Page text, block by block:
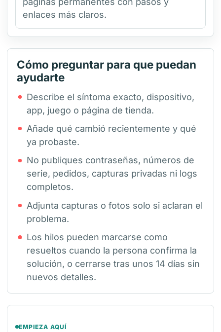
enlaces más claros.
Cómo preguntar para que puedan
ayudarte
Describe el síntoma exacto, dispositivo,
app, juego o página de tienda.
Añade qué cambió recientemente y qué
ya probaste.
No publiques contraseñas, números de
serie, pedidos, capturas privadas ni logs
completos.
Adjunta capturas o fotos solo si aclaran el
problema.
Los hilos pueden marcarse como
resueltos cuando la persona confirma la
solución, o cerrarse tras unos 14 días sin
nuevos detalles.
EMPIEZA AQUÍ